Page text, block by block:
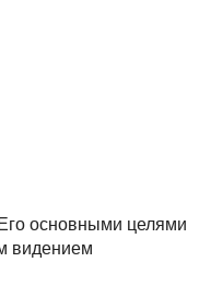
основными целями
видением